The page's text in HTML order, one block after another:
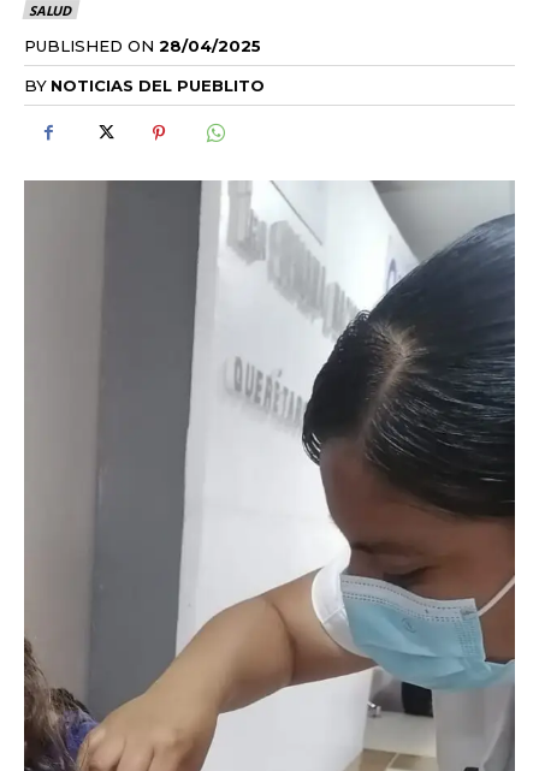
SALUD
PUBLISHED ON 28/04/2025
BY NOTICIAS DEL PUEBLITO